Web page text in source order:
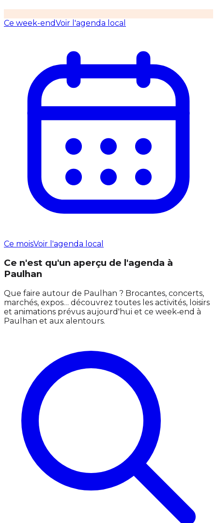
Ce week-endVoir l'agenda local
Ce moisVoir l'agenda local
Ce n'est qu'un aperçu de l'agenda à
Paulhan
Que faire autour de Paulhan ? Brocantes, concerts,
marchés, expos… découvrez toutes les activités, loisirs
et animations prévus aujourd'hui et ce week‑end à
Paulhan et aux alentours.